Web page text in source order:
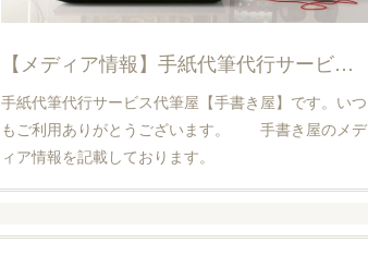
【メディア情報】手紙代筆代行サービス・手書き屋
手紙代筆代行サービス代筆屋【手書き屋】です。いつ
もご利用ありがとうございます。 手書き屋のメデ
ィア情報を記載しております。